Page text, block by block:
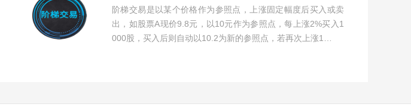
阶梯交易是以某个价格作为参照点，上涨固定幅度后买入或卖
出，如股票A现价9.8元，以10元作为参照点，每上涨2%买入1
000股，买入后则自动以10.2为新的参照点，若再次上涨1…